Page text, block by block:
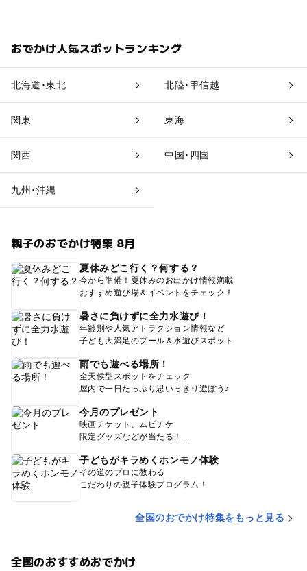
おでかけ人気スポットランキング
北海道･東北 北陸･甲信越
関東 東海
関西 中国･四国
九州･沖縄
親子のおでかけ特集 8月
夏休みどこ行く？何する？
今から準備！夏休みのお出かけ情報満載
おすすめ遊び場＆イベントをチェック！
暑さに負けずに全力水遊び！
年齢別や人気アトラクション情報など
子ども大満足のプール＆水遊びスポット
雨でも遊べる場所！
全天候型スポットをチェック
屋内で一日たっぷり思いっきり遊ぼう♪
今月のプレゼント
映画チケット、ムビチケ
限定グッズなどが当たる！
子どもがキラめくホンモノ体験
その道のプロに教わる
こだわりの親子体験プログラム！
全国のおでかけ特集をもっと見る
全国のおすすめおでかけ